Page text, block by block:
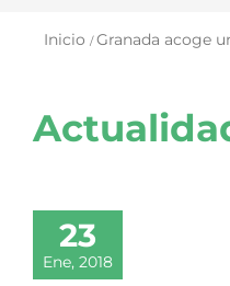
Inicio Granada acoge
23
Ene, 2018